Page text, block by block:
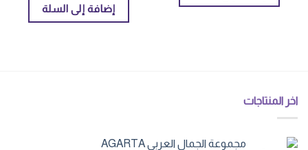
إضافة إلى السلة
اخر المنتاجات
مجموعة الجمال العربي AGARTA